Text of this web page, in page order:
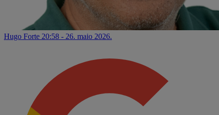
Hugo Forte 20:58 - 26. maio 2026.